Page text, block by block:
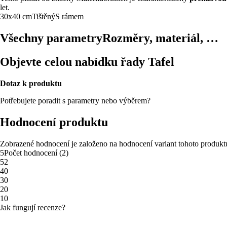
let.
30x40 cmTištěnýS rámem
Všechny parametryRozměry, materiál, …
Objevte celou nabídku řady Tafel
Dotaz k produktu
Potřebujete poradit s parametry nebo výběrem?
Hodnocení produktu
Zobrazené hodnocení je založeno na hodnocení variant tohoto
5Počet hodnocení(2)
52
40
30
20
10
Jak fungují recenze?